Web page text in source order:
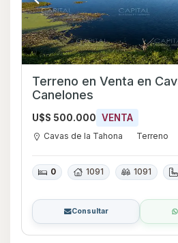
Terreno en Venta en Cavas de la Tahona,
Canelones
U$S 500.000 VENTA
Cavas de la Tahona Terreno
0 1091 1091
Consultar